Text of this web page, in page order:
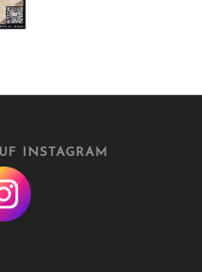
INSTAGRAM